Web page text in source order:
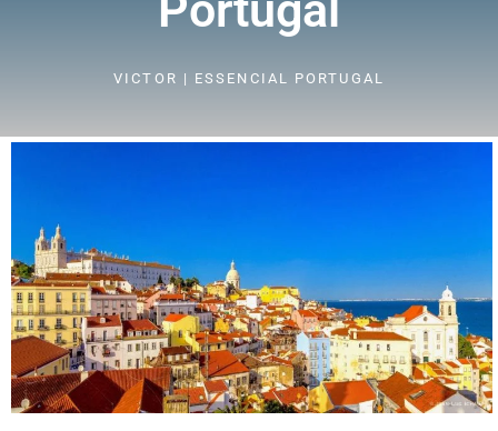
VICTOR | ESSENCIAL PORTUGAL